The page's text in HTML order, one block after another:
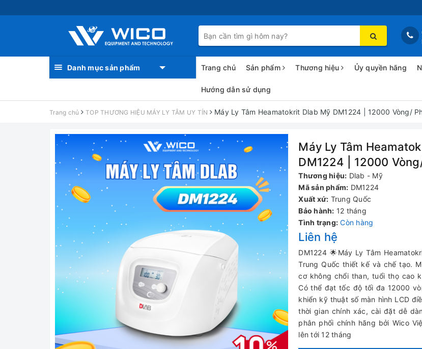
Danh mục sản phẩm Trang chủ Sản phẩm Thương hiệu Ủy quyền hãng
Hướng dẫn sử dụng
Trang chủ TOP THƯƠNG HIỆU MÁY LY TÂM UY TÍN Máy Ly Tâm Heamatokrit Dlab Mỹ DM1224 | 12000 Vòng/
Máy Ly Tâm
DM1224 | 12000
Thương hiệu: Dlab - Mỹ
Mã sản phẩm: DM1224
Xuất xứ: Trung Quốc
Bảo hành: 12 tháng
Tình trạng: Còn hàng
Liên hệ
DM1224 🌟Máy Ly Tâm
Trung Quốc thiết kế và chế tạo.
cơ không chổi than, tuổi thọ cao
Có thể đạt tốc độ tối đa 12000
khiển kỹ thuật số màn hình LCD
thời gian chính xác, cài đặt dễ
phân phối chính hãng bởi Wico
lên tới 12 tháng